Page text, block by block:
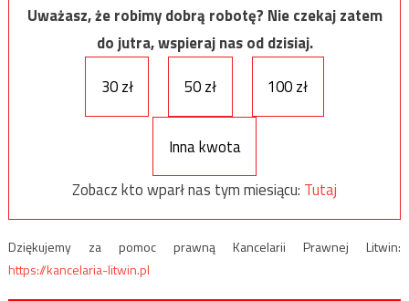
Uważasz, że robimy dobrą robotę? Nie czekaj zatem
do jutra, wspieraj nas od dzisiaj.
30 zł
50 zł 100 zł
Inna kwota
Zobacz kto wparł nas tym miesiącu: Tutaj
Dziękujemy za pomoc prawną Kancelarii Prawnej Litwin:
https://kancelaria-litwin.pl